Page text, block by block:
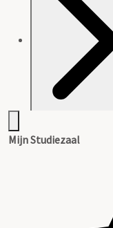
Mijn Studiezaal